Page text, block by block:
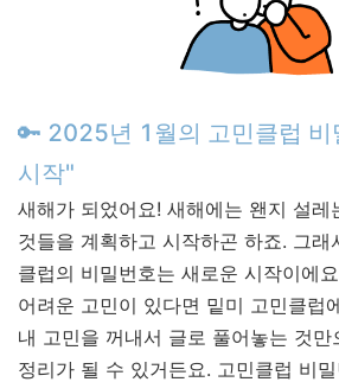
🔑 2025년 1월의 고민클럽
시작"
새해가 되었어요! 새해에는 왠지 설레
것들을 계획하고 시작하곤 하죠. 그
클럽의 비밀번호는 새로운 시작이에
어려운 고민이 있다면 밑미 고민클럽
내 고민을 꺼내서 글로 풀어놓는 것
정리가 될 수 있거든요. 고민클럽 비